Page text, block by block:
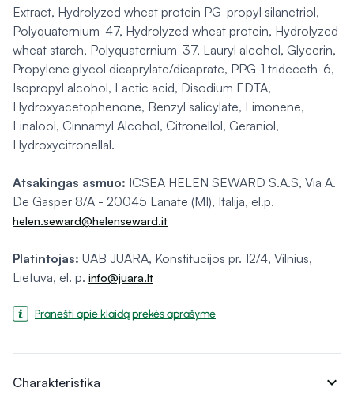
Extract, Hydrolyzed wheat protein PG-propyl silanetriol,
Polyquaternium-47, Hydrolyzed wheat protein, Hydrolyzed
wheat starch, Polyquaternium-37, Lauryl alcohol, Glycerin,
Propylene glycol dicaprylate/dicaprate, PPG-1 trideceth-6,
Isopropyl alcohol, Lactic acid, Disodium EDTA,
Hydroxyacetophenone, Benzyl salicylate, Limonene,
Linalool, Cinnamyl Alcohol, Citronellol, Geraniol,
Hydroxycitronellal.
Atsakingas asmuo: ICSEA HELEN SEWARD S.A.S, Via A.
De Gasper 8/A - 20045 Lanate (MI), Italija, el.p.
helen.seward@helenseward.it
Platintojas: UAB JUARA, Konstitucijos pr. 12/4, Vilnius,
Lietuva, el. p. info@juara.lt
Pranešti apie klaidą prekės aprašyme
Charakteristika expand_more